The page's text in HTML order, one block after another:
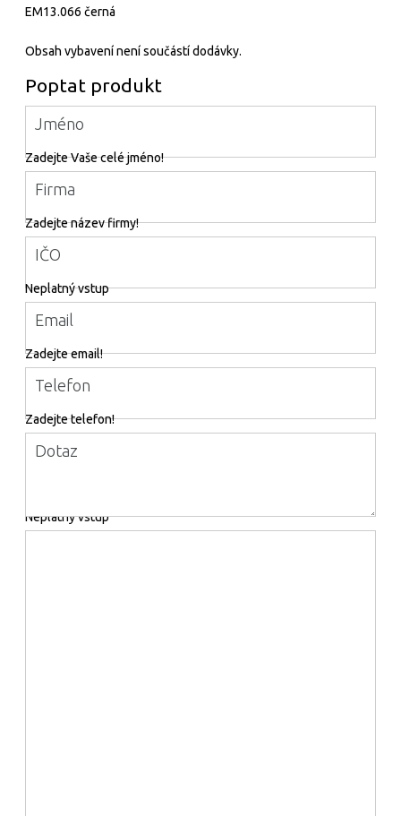
EM13.066 černá
Obsah vybavení není součástí dodávky.
Poptat produkt
Jméno
Zadejte Vaše celé jméno!
Firma
Zadejte název firmy!
IČO
Neplatný vstup
Email
Zadejte email!
Telefon
Zadejte telefon!
Dotaz
Neplatný vstup